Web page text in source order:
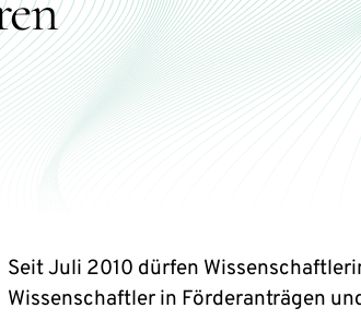
Seit Juli 2010 dürfen
Wissenschaftler in Förderanträgen